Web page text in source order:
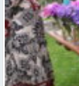
Garšaugu dārzā
pilsētai svētkos”